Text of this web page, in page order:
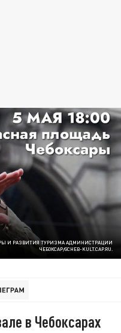
И РАЗВИТИЯ ТУРИЗМА АДМИНИСТРАЦИИ
ЧЕБОКСАР/GCHEB-KULT.CAP.RU.
в Чебоксарах